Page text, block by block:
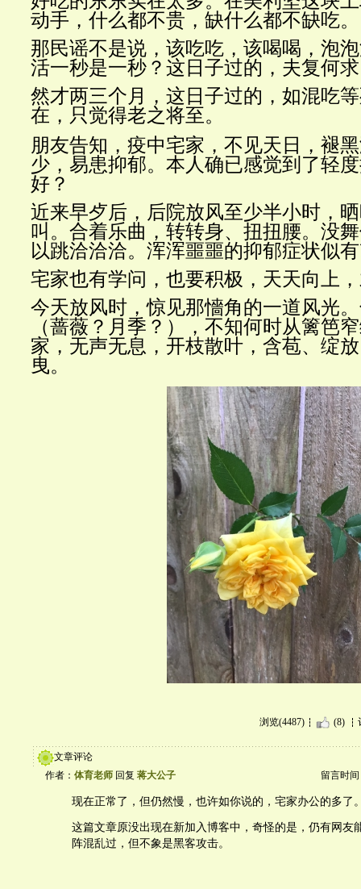
动手，什么都不贵，缺什么都不缺吃。
那民谣不是说，该吃吃，该喝喝，泡
活一秒是一秒？这日子过的，夫复何
然才两三个月，这日子过的，如混吃
在，只觉得老之将至。
朋友告知，疫中宅家，不见天日，褪
少，易患抑郁。本人确已感觉到了轻
好？
近来早歺后，后院放风至少半小时，
叫。合着乐曲，转转身、扭扭腰。没
以跳洽洽洽。浑浑噩噩的抑郁症状似
宅家也有学问，也要积极，天天向上
今天放风时，惊见那懎角的一道风光
（蔷薇？月季？），不知何时从篱笆
家，无声无息，开枝散叶，含苞、绽
曳。
浏览(4487) (8)
文章评论
作者： 体育老师 回复 蒋大公子 留言时间
现在正常了，但仍然慢，也许如你说的，宅家办公的多了
这篇文章原没出现在新加入博客中，奇怪的是，仍有网友
阵混乱过，但不象是黑客攻击。